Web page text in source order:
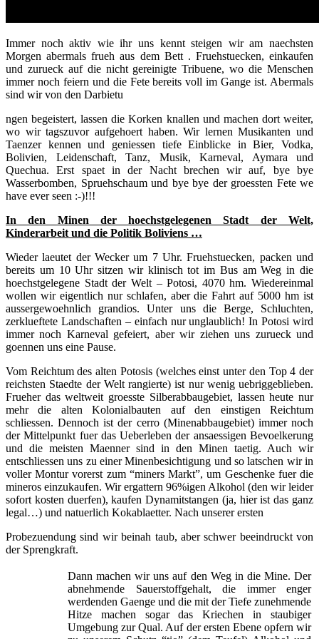
Immer noch aktiv wie ihr uns kennt steigen wir am naechsten
Morgen abermals frueh aus dem Bett . Fruehstuecken, einkaufen
und zurueck auf die nicht gereinigte Tribuene, wo die Menschen
immer noch feiern und die Fete bereits voll im Gange ist. Abermals
sind wir von den Darbietu
ngen begeistert, lassen die Korken knallen und machen dort weiter,
wo wir tagszuvor aufgehoert haben. Wir lernen Musikanten und
Taenzer kennen und geniessen tiefe Einblicke in Bier, Vodka,
Bolivien, Leidenschaft, Tanz, Musik, Karneval, Aymara und
Quechua. Erst spaet in der Nacht brechen wir auf, bye bye
Wasserbomben, Spruehschaum und bye bye der groessten Fete we
have ever seen :-)!!!
In den Minen der hoechstgelegenen Stadt der Welt,
Kinderarbeit und die Politik Boliviens …
Wieder laeutet der Wecker um 7 Uhr. Fruehstuecken, packen und
bereits um 10 Uhr sitzen wir klinisch tot im Bus am Weg in die
hoechstgelegene Stadt der Welt – Potosi, 4070 hm. Wiedereinmal
wollen wir eigentlich nur schlafen, aber die Fahrt auf 5000 hm ist
aussergewoehnlich grandios. Unter uns die Berge, Schluchten,
zerklueftete Landschaften – einfach nur unglaublich! In Potosi wird
immer noch Karneval gefeiert, aber wir ziehen uns zurueck und
goennen uns eine Pause.
Vom Reichtum des alten Potosis (welches einst unter den Top 4 der
reichsten Staedte der Welt rangierte) ist nur wenig uebriggeblieben.
Frueher das weltweit groesste Silberabbaugebiet, lassen heute nur
mehr die alten Kolonialbauten auf den einstigen Reichtum
schliessen. Dennoch ist der cerro (Minenabbaugebiet) immer noch
der Mittelpunkt fuer das Ueberleben der ansaessigen Bevoelkerung
und die meisten Maenner sind in den Minen taetig. Auch wir
entschliessen uns zu einer Minenbesichtigung und so latschen wir in
voller Montur vorerst zum “miners Markt”, um Geschenke fuer die
mineros einzukaufen. Wir ergattern 96%igen Alkohol (den wir leider
sofort kosten duerfen), kaufen Dynamitstangen (ja, hier ist das ganz
legal…) und natuerlich Kokablaetter. Nach unserer ersten
Probezuendung sind wir beinah taub, aber schwer beeindruckt von
der Sprengkraft.
Dann machen wir uns auf den Weg in die Mine. Der
abnehmende Sauerstoffgehalt, die immer enger
werdenden Gaenge und die mit der Tiefe zunehmende
Hitze machen sogar das Kriechen in staubiger
Umgebung zur Qual. Auf der ersten Ebene opfern wir